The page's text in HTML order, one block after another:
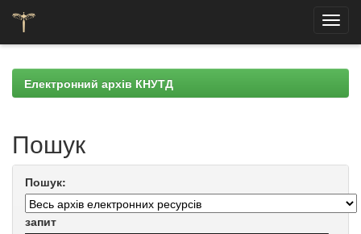
navigationЕлектронний архів КНУТД
Пошук
Пошук:
запит